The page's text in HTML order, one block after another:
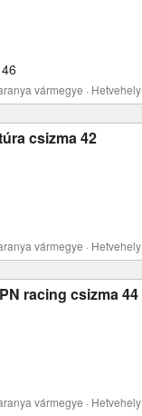
vármegye · Hetvehely
csizma 42
vármegye · Hetvehely
racing csizma 44
vármegye · Hetvehely